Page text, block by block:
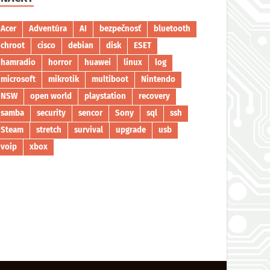
Acer Adventúra AI bezpečnosť
bluetooth
chroot
cisco debian disk
ESET
hamradio
horror huawei linux
log
microsoft
mikrotik multiboot
Nintendo
NSW
open world playstation
recovery
samba
security sencor Sony sql
ssh
Steam
stretch survival upgrade
usb
voip
xbox